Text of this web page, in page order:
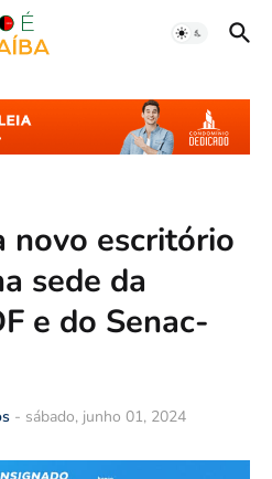
novo escritório
sede da
e do Senac-
- sábado, junho 01, 2024